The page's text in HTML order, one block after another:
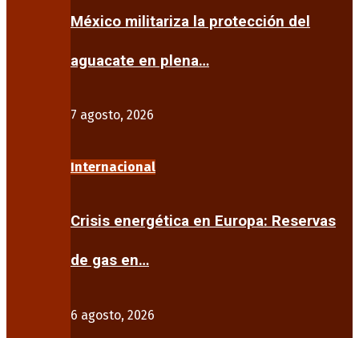
México militariza la protección del
aguacate en plena…
7 agosto, 2026
Internacional
Crisis energética en Europa: Reservas
de gas en…
6 agosto, 2026